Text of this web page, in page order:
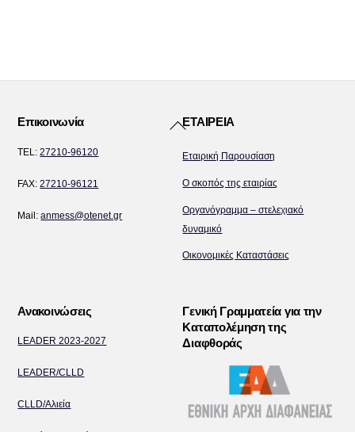
Back
Top
Επικοινωνία
TEL:27210-96120
FAX:27210-96121
Mail:anmess@otenet.gr
ΕΤΑΙΡΕΙΑ
Εταιρική Παρουσίαση
Ο σκοπός της εταιρίας
Οργανόγραμμα – στελεχιακό
δυναμικό
Οικονομικές Καταστάσεις
Ανακοινώσεις
LEADER 2023-2027
LEADER/CLLD
CLLD/Αλιεία
Γενική Γραμματεία για την
Καταπολέμηση της
Διαφθοράς